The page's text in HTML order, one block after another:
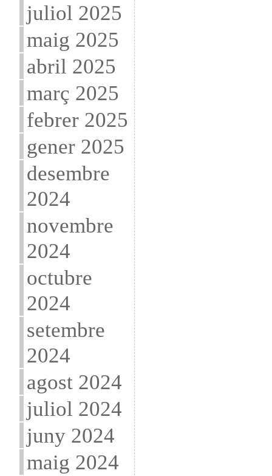
juliol 2025
maig 2025
abril 2025
març 2025
febrer 2025
gener 2025
desembre
2024
novembre
2024
octubre
2024
setembre
2024
agost 2024
juliol 2024
juny 2024
maig 2024